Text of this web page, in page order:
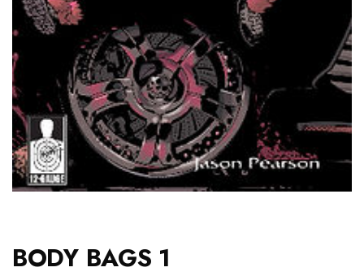
BODY BAGS 1